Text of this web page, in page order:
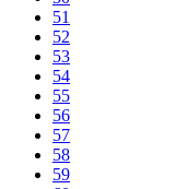
51
52
53
54
55
56
57
58
59